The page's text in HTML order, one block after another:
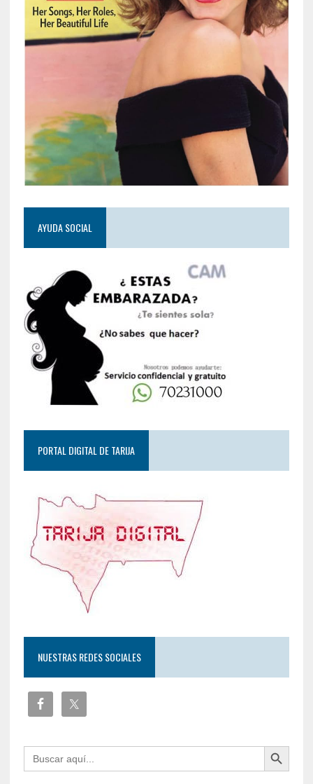
AYUDA SOCIAL
PORTAL DIGITAL DE TARIJA
NUESTRAS REDES SOCIALES
Buscar: Botón de búsqueda